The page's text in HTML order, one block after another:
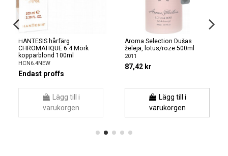
HANTESIS hårfärg
CHROMATIQUE 6.4 Mörk
kopparblond 100ml
HCN6.4NEW
Endast proffs
Lägg till i
varukorgen
Aroma Selection Dušas
želeja, lotus/roze 500ml
2011
87,42 kr
Lägg till i
varukorgen